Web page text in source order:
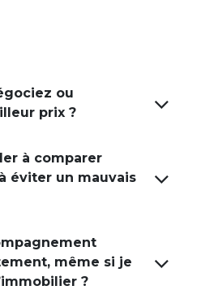
ou
prix ?
à comparer
éviter un mauvais
même si je
?